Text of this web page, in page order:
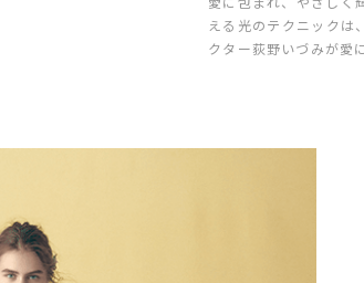
える光のテクニックは
クター荻野いづみが愛